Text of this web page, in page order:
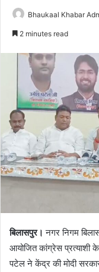
Bhaukaal Khabar
2 minutes read
बिलासपुर। नगर निगम
आयोजित कांग्रेस प्रत्याशी
पटेल ने केंद्र की मोदी